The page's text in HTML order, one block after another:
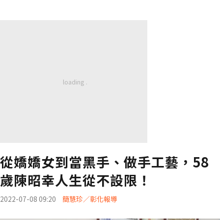
從嬌嬌女到當黑手、做手工藝，58
歲陳昭幸人生從不設限！
2022-07-08 09:20 簡慧珍／彰化報導